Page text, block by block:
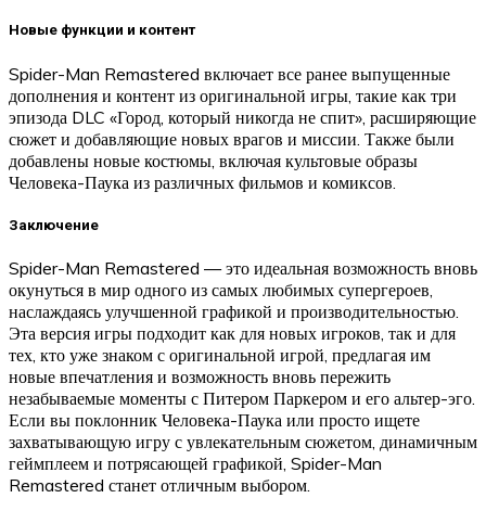
Новые функции и контент
Spider-Man Remastered включает все ранее выпущенные
дополнения и контент из оригинальной игры, такие как три
эпизода DLC «Город, который никогда не спит», расширяющие
сюжет и добавляющие новых врагов и миссии. Также были
добавлены новые костюмы, включая культовые образы
Человека-Паука из различных фильмов и комиксов.
Заключение
Spider-Man Remastered — это идеальная возможность вновь
окунуться в мир одного из самых любимых супергероев,
наслаждаясь улучшенной графикой и производительностью.
Эта версия игры подходит как для новых игроков, так и для
тех, кто уже знаком с оригинальной игрой, предлагая им
новые впечатления и возможность вновь пережить
незабываемые моменты с Питером Паркером и его альтер-эго.
Если вы поклонник Человека-Паука или просто ищете
захватывающую игру с увлекательным сюжетом, динамичным
геймплеем и потрясающей графикой, Spider-Man
Remastered станет отличным выбором.